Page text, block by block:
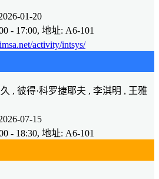
01-20
- 17:00, 地址: A6-101
activity/intsys/
, 彼得·科罗捷耶夫 , 李淇明 , 王雅
07-15
- 18:30, 地址: A6-101